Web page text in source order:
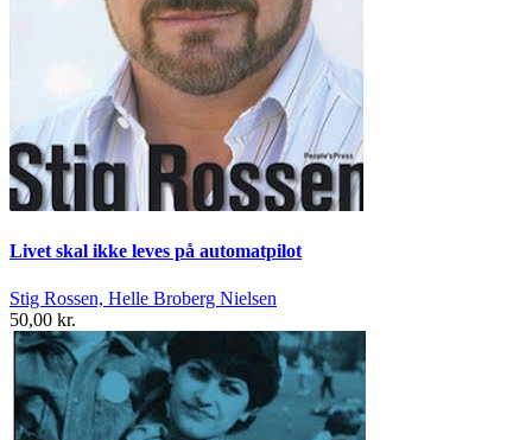
Livet skal ikke leves på automatpilot
Stig Rossen, Helle Broberg Nielsen
50,00 kr.